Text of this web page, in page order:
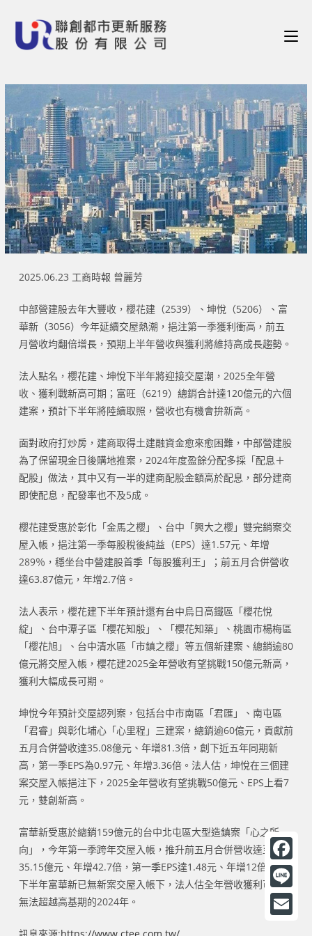
2025.06.23 工商時報 曾麗芳
中部營建股去年大豐收，櫻花建（2539）、坤悅（5206）、富
華新（3056）今年延續交屋熱潮，挹注第一季獲利衝高，前五
月營收均翻倍增長，預期上半年營收與獲利將維持高成長趨勢。
法人點名，櫻花建、坤悅下半年將迎接交屋潮，2025全年營
收、獲利戰新高可期；富旺（6219）總銷合計達120億元的六個
建案，預計下半年將陸續取照，營收也有機會拚新高。
面對政府打炒房，建商取得土建融資金愈來愈困難，中部營建股
為了保留現金日後購地推案，2024年度盈餘分配多採「配息＋
配股」做法，其中又有一半的建商配股金額高於配息，部分建商
即使配息，配發率也不及5成。
櫻花建受惠於彰化「金馬之櫻」、台中「興大之櫻」雙完銷案交
屋入帳，挹注第一季每股稅後純益（EPS）達1.57元、年增
289％，穩坐台中營建股首季「每股獲利王」；前五月合併營收
達63.87億元，年增2.7倍。
法人表示，櫻花建下半年預計還有台中烏日高鐵區「櫻花悅
綻」、台中潭子區「櫻花知殷」、「櫻花知築」、桃園市楊梅區
「櫻花旭」、台中清水區「市鎮之櫻」等五個新建案、總銷逾80
億元將交屋入帳，櫻花建2025全年營收有望挑戰150億元新高，
獲利大幅成長可期。
坤悅今年預計交屋認列案，包括台中市南區「君匯」、南屯區
「君睿」與彰化埔心「心里程」三建案，總銷逾60億元，貢獻前
五月合併營收達35.08億元、年增81.3倍，創下近五年同期新
高，第一季EPS為0.97元、年增3.36倍。法人估，坤悅在三個建
案交屋入帳挹注下，2025全年營收有望挑戰50億元、EPS上看7
元，雙創新高。
富華新受惠於總銷159億元的台中北屯區大型造鎮案「心之所
向」，今年第一季跨年交屋入帳，推升前五月合併營收達至
35.15億元、年增42.7倍，第一季EPS達1.48元、年增12倍。惟
下半年富華新已無新案交屋入帳下，法人估全年營收獲利可能將
無法超越高基期的2024年。
F
a
c
L